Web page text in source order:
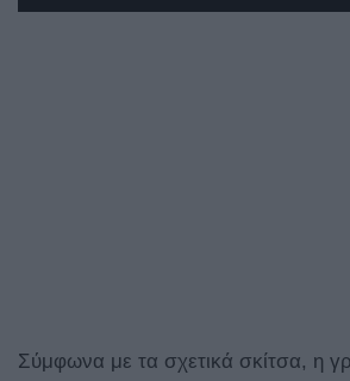
Σύμφωνα με τα σχετικά σκίτσα, η